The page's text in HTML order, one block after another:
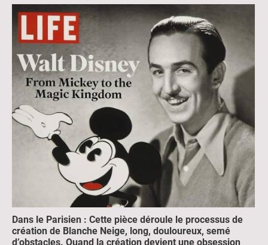
Dans le Parisien : Cette pièce déroule le processus de
création de Blanche Neige, long, douloureux, semé
d’obstacles. Quand la création devient une obsession